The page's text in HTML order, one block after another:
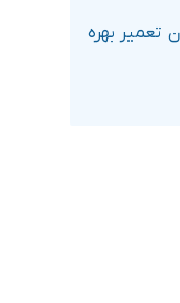
تعمیر بهره